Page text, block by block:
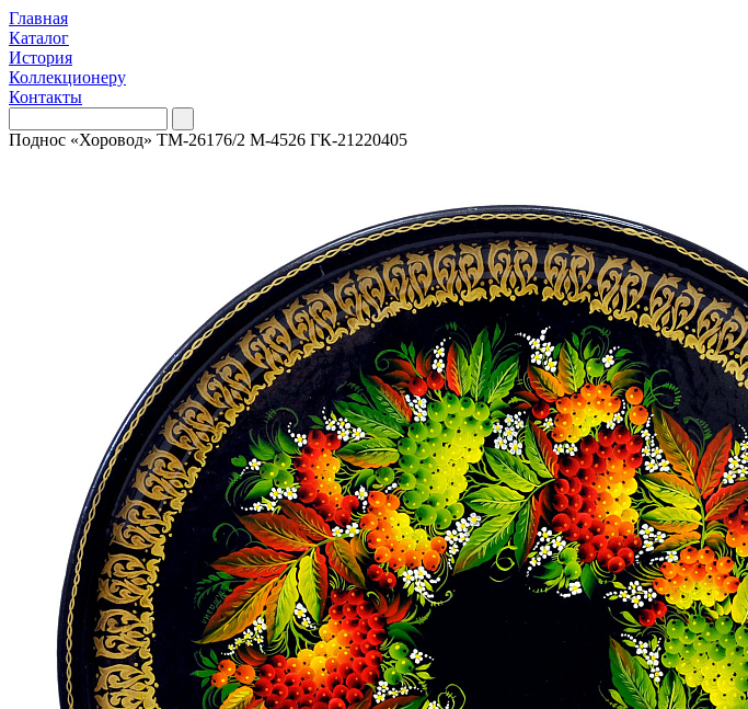
Главная
Каталог
История
Коллекционеру
Контакты
Поднос «Хоровод» ТМ-26176/2 М-4526 ГК-21220405